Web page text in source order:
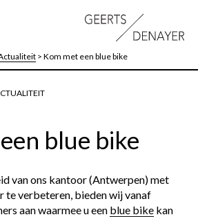
> Kom met een blue bike
blue bike
van ons kantoor (Antwerpen) met
te verbeteren, bieden wij vanaf
aan waarmee u een blue bike kan